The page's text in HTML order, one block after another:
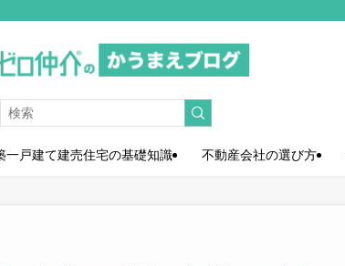
一戸建て建売住宅の基礎知識 不動産会社の選び方